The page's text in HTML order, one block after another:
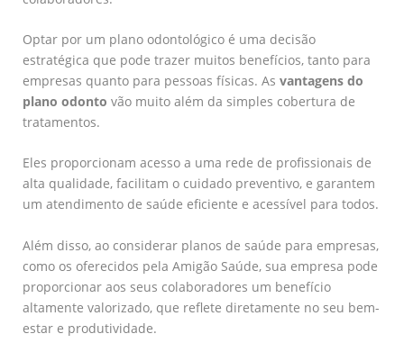
Optar por um plano odontológico é uma decisão
estratégica que pode trazer muitos benefícios, tanto para
empresas quanto para pessoas físicas. As vantagens do
plano odonto vão muito além da simples cobertura de
tratamentos.
Eles proporcionam acesso a uma rede de profissionais de
alta qualidade, facilitam o cuidado preventivo, e garantem
um atendimento de saúde eficiente e acessível para todos.
Além disso, ao considerar planos de saúde para empresas,
como os oferecidos pela Amigão Saúde, sua empresa pode
proporcionar aos seus colaboradores um benefício
altamente valorizado, que reflete diretamente no seu bem-
estar e produtividade.